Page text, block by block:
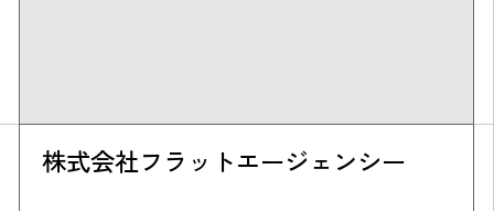
株式会社フラットエージェンシー